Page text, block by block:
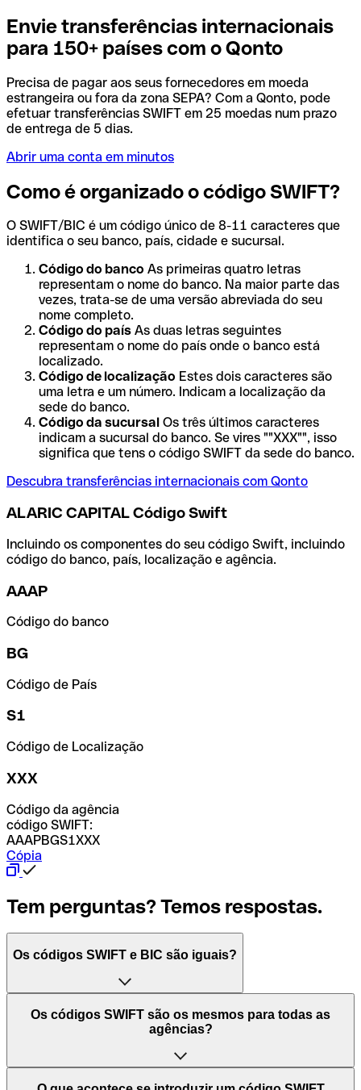
Envie transferências internacionais
para 150+ países com o Qonto
Precisa de pagar aos seus fornecedores em moeda
estrangeira ou fora da zona SEPA? Com a Qonto, pode
efetuar transferências SWIFT em 25 moedas num prazo
de entrega de 5 dias.
Abrir uma conta em minutos
Como é organizado o código SWIFT?
O SWIFT/BIC é um código único de 8-11 caracteres que
identifica o seu banco, país, cidade e sucursal.
Código do banco As primeiras quatro letras
representam o nome do banco. Na maior parte das
vezes, trata-se de uma versão abreviada do seu
nome completo.
Código do país As duas letras seguintes
representam o nome do país onde o banco está
localizado.
Código de localização Estes dois caracteres são
uma letra e um número. Indicam a localização da
sede do banco.
Código da sucursal Os três últimos caracteres
indicam a sucursal do banco. Se vires ""XXX"", isso
significa que tens o código SWIFT da sede do banco.
Descubra transferências internacionais com Qonto
ALARIC CAPITAL Código Swift
Incluindo os componentes do seu código Swift, incluindo
código do banco, país, localização e agência.
AAAP
Código do banco
BG
Código de País
S1
Código de Localização
XXX
Código da agência
código SWIFT:
AAAPBGS1XXX
Cópia
Tem perguntas? Temos respostas.
Os códigos SWIFT e BIC são iguais?
O acrónimo SWIFT significa "Society for Worldwide
Interbank Financial Telecommunication (Sociedade para
Mundiais)". Trata-se de uma rede mundial onde se
processam pagamentos entre países. Por outro lado, BIC
Os códigos SWIFT são os mesmos para todas as
agências?